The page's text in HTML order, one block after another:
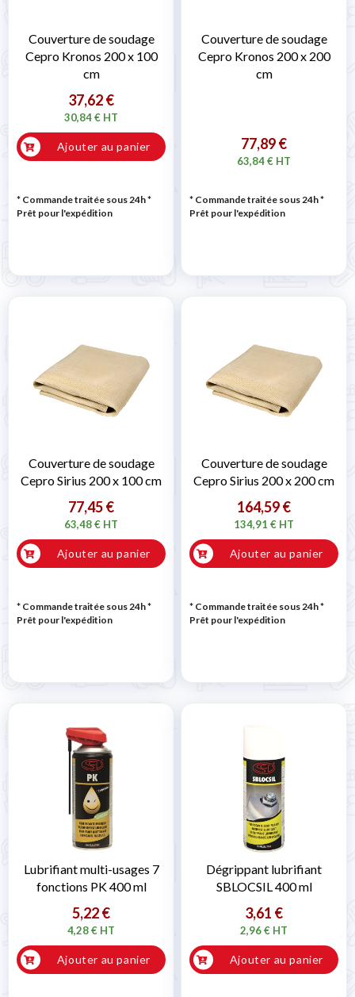
Couverture de soudage
Cepro Kronos 200 x 100
cm
37,62 €
30,84 € HT
Ajouter au panier
* Commande traitée sous 24h*
Prêt pour l'expédition
Couverture de soudage
Cepro Kronos 200 x 200
cm
77,89 €
63,84 € HT
* Commande traitée sous 24h*
Prêt pour l'expédition
Couverture de soudage
Cepro Sirius 200 x 100 cm
77,45 €
63,48 € HT
Ajouter au panier
* Commande traitée sous 24h*
Prêt pour l'expédition
Couverture de soudage
Cepro Sirius 200 x 200 cm
164,59 €
134,91 € HT
Ajouter au panier
* Commande traitée sous 24h*
Prêt pour l'expédition
Lubrifiant multi-usages 7
fonctions PK 400 ml
5,22 €
4,28 € HT
Ajouter au panier
Dégrippant lubrifiant
SBLOCSIL 400 ml
3,61 €
2,96 € HT
Ajouter au panier